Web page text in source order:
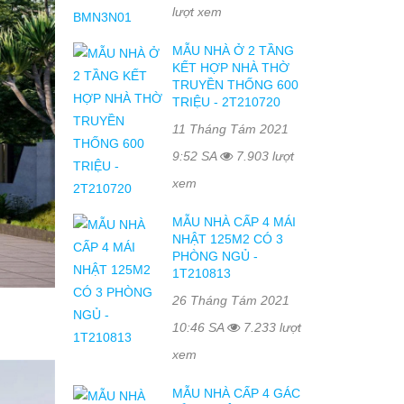
lượt xem
MẪU NHÀ Ở 2 TẦNG
KẾT HỢP NHÀ THỜ
TRUYỀN THỐNG 600
TRIỆU - 2T210720
11 Tháng Tám 2021
9:52 SA
7.903 lượt
xem
MẪU NHÀ CẤP 4 MÁI
NHẬT 125M2 CÓ 3
PHÒNG NGỦ -
1T210813
26 Tháng Tám 2021
10:46 SA
7.233 lượt
xem
MẪU NHÀ CẤP 4 GÁC